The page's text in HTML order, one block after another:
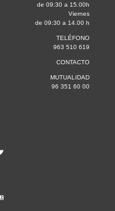
de 09:30 a 15.00h
Viernes
de 09:30 a 14.00 h
TELÉFONO
963 510 619
CONTACTO
MUTUALIDAD
96 351 60 00